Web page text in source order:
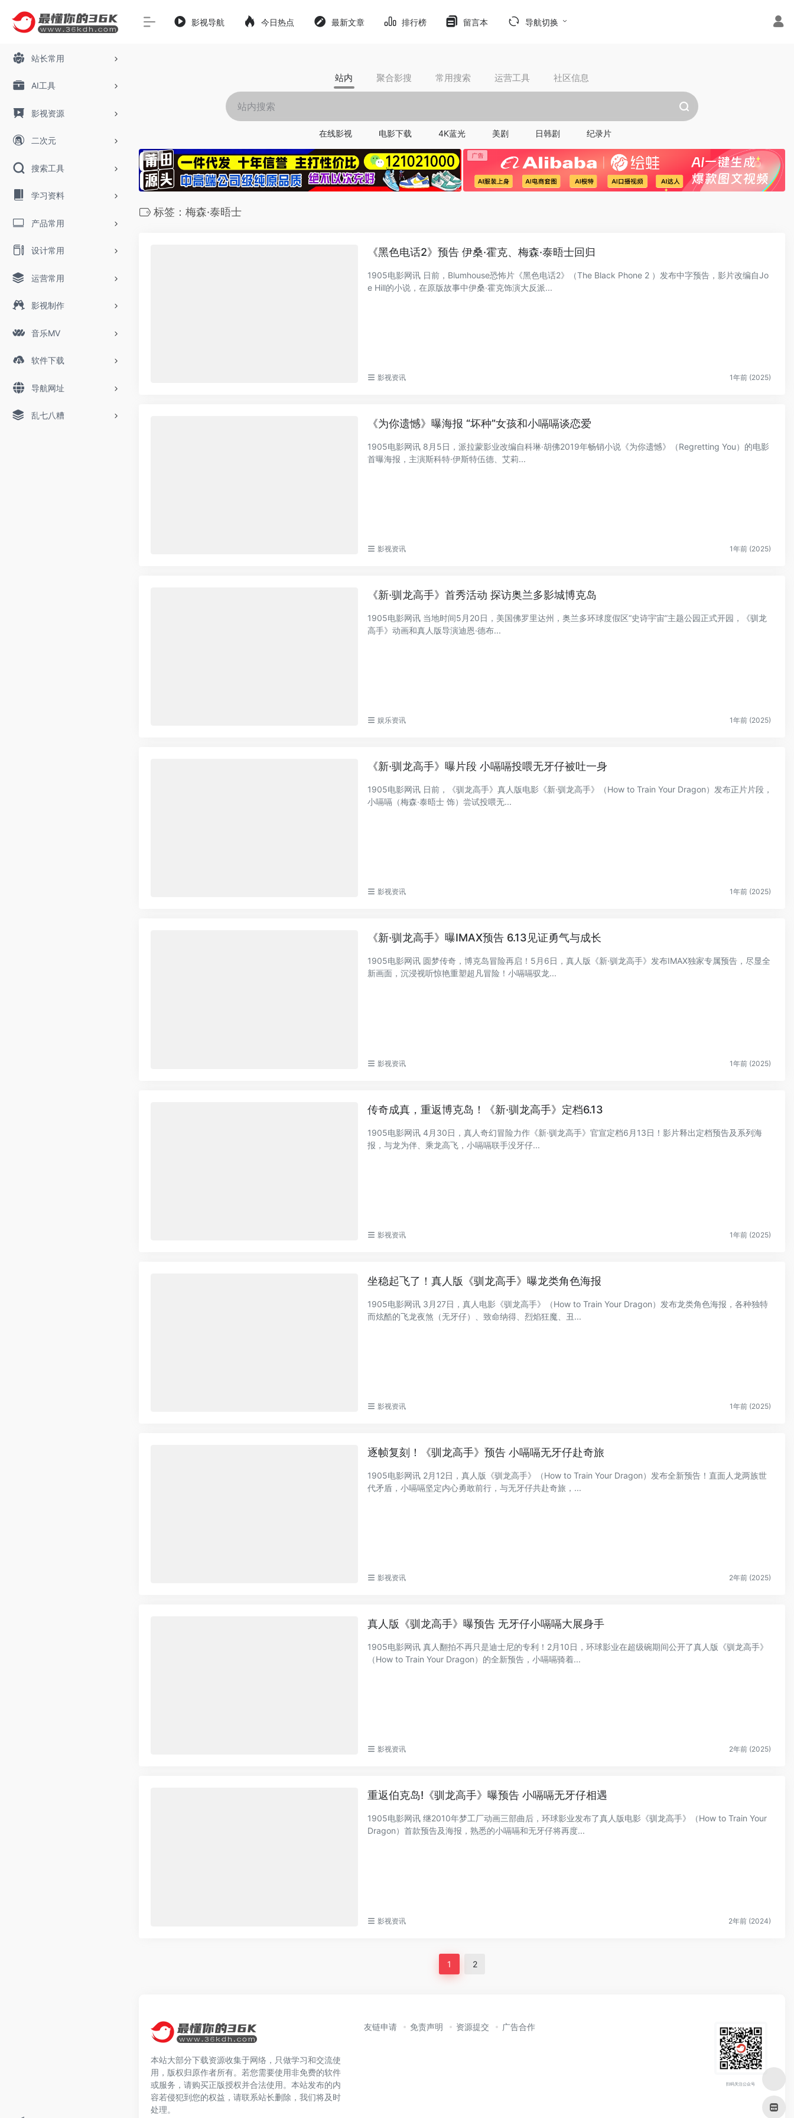
站长常用
AI工具
影视资源
二次元
搜索工具
学习资料
产品常用
设计常用
运营常用
影视制作
音乐MV
软件下载
导航网址
乱七八糟
影视导航 今日热点 最新文章 排行榜 留言本 导航切换
站内 聚合影搜 常用搜索 运营工具 社区信息
在线影视 电影下载 4K蓝光 美剧 日韩剧 纪录片
标签：梅森·泰晤士
《黑色电话2》预告 伊桑·霍克、梅森·泰晤士回归
1905电影网讯 日前，Blumhouse恐怖片《黑色电话2》（The Black Phone 2 ）发布中字预告，影片改编自Jo
e Hill的小说，在原版故事中伊桑·霍克饰演大反派...
影视资讯 1年前 (2025)
《为你遗憾》曝海报 “坏种”女孩和小嗝嗝谈恋爱
1905电影网讯 8月5日，派拉蒙影业改编自科琳·胡佛2019年畅销小说《为你遗憾》（Regretting You）的电影
首曝海报，主演斯科特·伊斯特伍德、艾莉...
影视资讯 1年前 (2025)
《新·驯龙高手》首秀活动 探访奥兰多影城博克岛
1905电影网讯 当地时间5月20日，美国佛罗里达州，奥兰多环球度假区“史诗宇宙”主题公园正式开园，《驯龙
高手》动画和真人版导演迪恩·德布...
娱乐资讯 1年前 (2025)
《新·驯龙高手》曝片段 小嗝嗝投喂无牙仔被吐一身
1905电影网讯 日前，《驯龙高手》真人版电影《新·驯龙高手》（How to Train Your Dragon）发布正片片段，
小嗝嗝（梅森·泰晤士 饰）尝试投喂无...
影视资讯 1年前 (2025)
《新·驯龙高手》曝IMAX预告 6.13见证勇气与成长
1905电影网讯 圆梦传奇，博克岛冒险再启！5月6日，真人版《新·驯龙高手》发布IMAX独家专属预告，尽显全
新画面，沉浸视听惊艳重塑超凡冒险！小嗝嗝驭龙...
影视资讯 1年前 (2025)
传奇成真，重返博克岛！《新·驯龙高手》定档6.13
1905电影网讯 4月30日，真人奇幻冒险力作《新·驯龙高手》官宣定档6月13日！影片释出定档预告及系列海
报，与龙为伴、乘龙高飞，小嗝嗝联手没牙仔...
影视资讯 1年前 (2025)
坐稳起飞了！真人版《驯龙高手》曝龙类角色海报
1905电影网讯 3月27日，真人电影《驯龙高手》（How to Train Your Dragon）发布龙类角色海报，各种独特
而炫酷的飞龙夜煞（无牙仔）、致命纳得、烈焰狂魔、丑...
影视资讯 1年前 (2025)
逐帧复刻！《驯龙高手》预告 小嗝嗝无牙仔赴奇旅
1905电影网讯 2月12日，真人版《驯龙高手》（How to Train Your Dragon）发布全新预告！直面人龙两族世
代矛盾，小嗝嗝坚定内心勇敢前行，与无牙仔共赴奇旅，...
影视资讯 2年前 (2025)
真人版《驯龙高手》曝预告 无牙仔小嗝嗝大展身手
1905电影网讯 真人翻拍不再只是迪士尼的专利！2月10日，环球影业在超级碗期间公开了真人版《驯龙高手》
（How to Train Your Dragon）的全新预告，小嗝嗝骑着...
影视资讯 2年前 (2025)
重返伯克岛!《驯龙高手》曝预告 小嗝嗝无牙仔相遇
1905电影网讯 继2010年梦工厂动画三部曲后，环球影业发布了真人版电影《驯龙高手》（How to Train Your
Dragon）首款预告及海报，熟悉的小嗝嗝和无牙仔将再度...
影视资讯 2年前 (2024)
1 2
本站大部分下载资源收集于网络，只做学习和交流使
用，版权归原作者所有。若您需要使用非免费的软件
或服务，请购买正版授权并合法使用。本站发布的内
容若侵犯到您的权益，请联系站长删除，我们将及时
处理。
友链申请 免责声明 资源提交 广告合作
扫码关注公众号